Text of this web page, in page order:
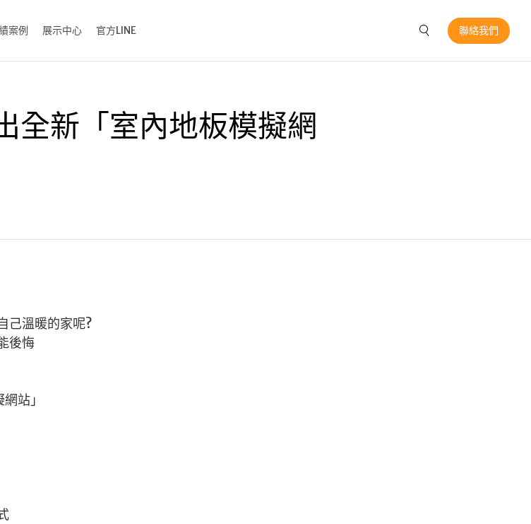
案例 展示中心 官方LINE 聯絡我們
全新「室內地板模擬網
己溫暖的家呢?
後悔
站」